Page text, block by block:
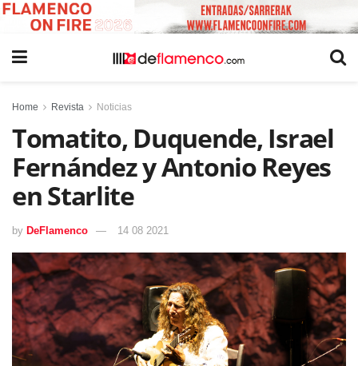
Home Revista Noticias
Tomatito, Duquende, Israel
Fernández y Antonio Reyes
en Starlite
by DeFlamenco 14 08 2021